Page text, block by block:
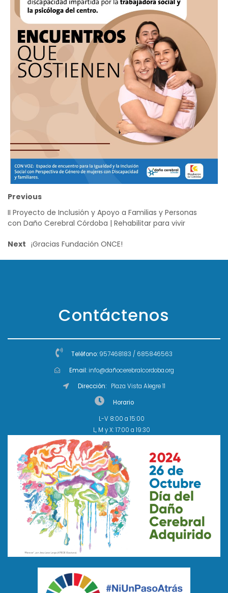
Previous
II Proyecto de Inclusión y Apoyo a Familias y Personas
con Daño Cerebral Córdoba | Rehabilitar para vivir
Next ¡Gracias Fundación ONCE!
Contáctenos
Teléfono: 957468183 / 685846563
Email: info@dañocerebralcordoba.org
Dirección:Plaza Vista Alegre 11
Horario
L-V 8:00 a 15:00
L, M y X: 17:00 a 19:30